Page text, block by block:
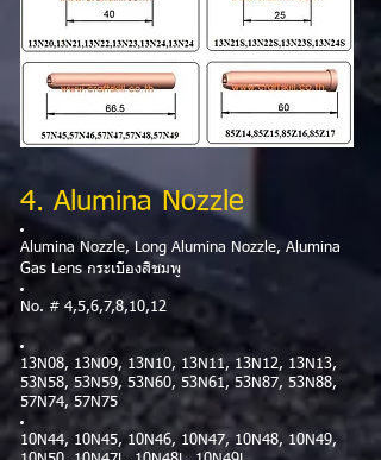
4. Alumina Nozzle
Alumina Nozzle, Long Alumina Nozzle, Alumina
Gas Lens กระเบื้องสีชมพู
No. # 4,5,6,7,8,10,12
13N08, 13N09, 13N10, 13N11, 13N12, 13N13,
53N58, 53N59, 53N60, 53N61, 53N87, 53N88,
57N74, 57N75
10N44, 10N45, 10N46, 10N47, 10N48, 10N49,